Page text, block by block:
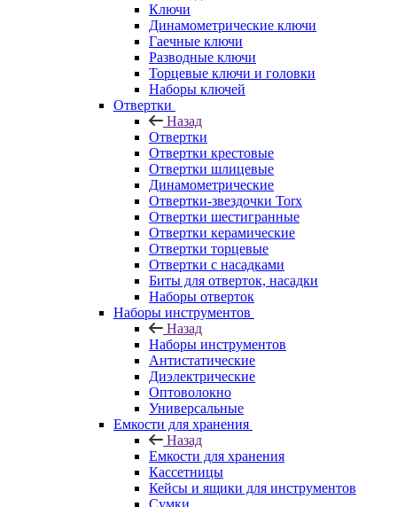
Ключи
Динамометрические ключи
Гаечные ключи
Разводные ключи
Торцевые ключи и головки
Наборы ключей
Отвертки
Назад
Отвертки
Отвертки крестовые
Отвертки шлицевые
Динамометрические
Отвертки-звездочки Torx
Отвертки шестигранные
Отвертки керамические
Отвертки торцевые
Отвертки с насадками
Биты для отверток, насадки
Наборы отверток
Наборы инструментов
Назад
Наборы инструментов
Антистатические
Диэлектрические
Оптоволокно
Универсальные
Емкости для хранения
Назад
Емкости для хранения
Кассетницы
Кейсы и ящики для инструментов
Сумки